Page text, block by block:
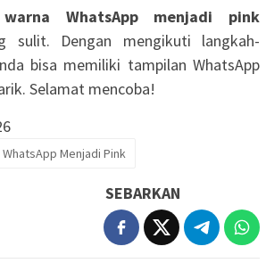
warna WhatsApp menjadi pink
sulit. Dengan mengikuti langkah-
bisa memiliki tampilan WhatsApp
Selamat mencoba!
Menjadi Pink
SEBARKAN